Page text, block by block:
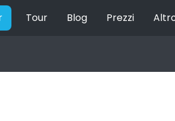
Tour Blog Prezzi